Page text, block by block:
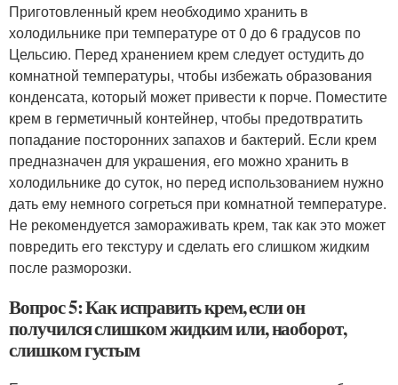
Приготовленный крем необходимо хранить в
холодильнике при температуре от 0 до 6 градусов по
Цельсию. Перед хранением крем следует остудить до
комнатной температуры, чтобы избежать образования
конденсата, который может привести к порче. Поместите
крем в герметичный контейнер, чтобы предотвратить
попадание посторонних запахов и бактерий. Если крем
предназначен для украшения, его можно хранить в
холодильнике до суток, но перед использованием нужно
дать ему немного согреться при комнатной температуре.
Не рекомендуется замораживать крем, так как это может
повредить его текстуру и сделать его слишком жидким
после разморозки.
Вопрос 5: Как исправить крем, если он
получился слишком жидким или, наоборот,
слишком густым